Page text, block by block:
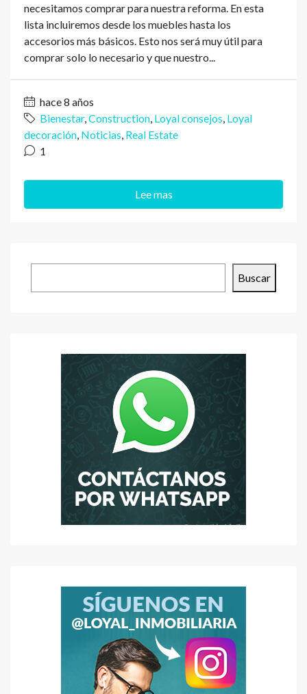
necesitamos comprar para nuestra reforma. En esta
lista incluiremos desde los muebles hasta los
accesorios más básicos. Esto nos será muy útil para
comprar solo lo necesario y que nuestro...
hace 8 años
Bienestar, Construction Loyal consejos Loyal
decoración Noticias Real Estate
1
Lee mas
Buscar